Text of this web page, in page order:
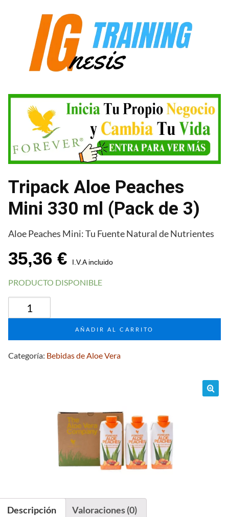
Tripack Aloe Peaches
Mini 330 ml (Pack de 3)
Aloe Peaches Mini: Tu Fuente Natural de Nutrientes
35,36 € I.V.A incluido
PRODUCTO DISPONIBLE
Tripack
Mini
330
AÑADIR AL CARRITO
Categoría: Bebidas de Aloe Vera
Descripción Valoraciones (0)